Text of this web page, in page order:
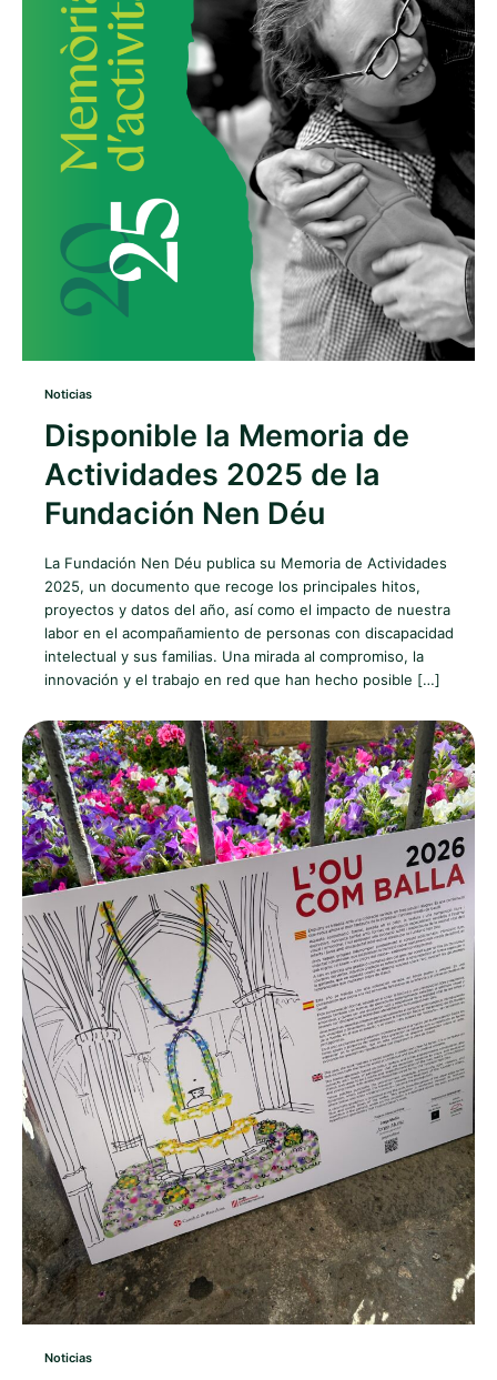
Noticias
Disponible la Memoria de
Actividades 2025 de la
Fundación Nen Déu
La Fundación Nen Déu publica su Memoria de Actividades
2025, un documento que recoge los principales hitos,
proyectos y datos del año, así como el impacto de nuestra
labor en el acompañamiento de personas con discapacidad
intelectual y sus familias. Una mirada al compromiso, la
innovación y el trabajo en red que han hecho posible […]
Noticias